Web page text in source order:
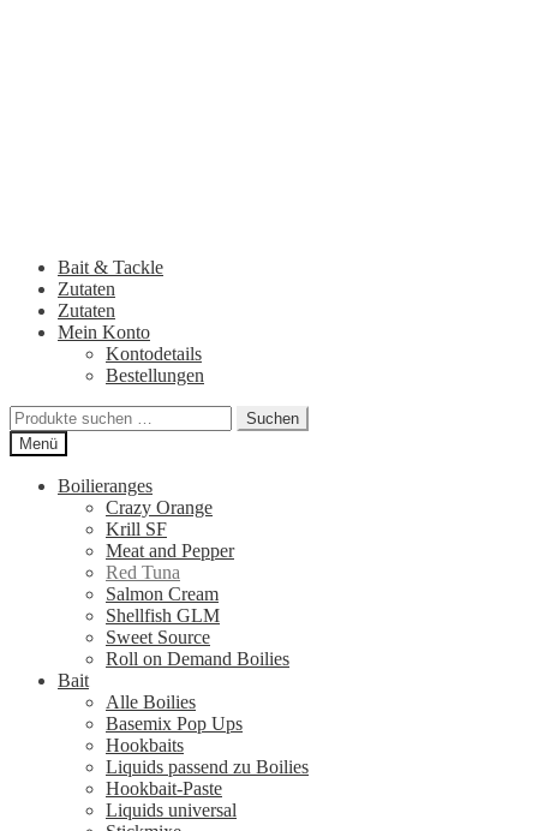
Bait & Tackle
Zutaten
Zutaten
Mein Konto
Kontodetails
Bestellungen
Suchen
nach:
Suchen
Menü
Boilieranges
Crazy Orange
Krill SF
Meat and Pepper
Red Tuna
Salmon Cream
Shellfish GLM
Sweet Source
Roll on Demand Boilies
Bait
Alle Boilies
Basemix Pop Ups
Hookbaits
Liquids passend zu Boilies
Hookbait-Paste
Liquids universal